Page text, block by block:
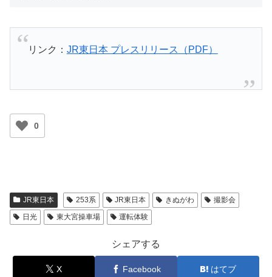
リンク： JR東日本 プレスリリース（PDF）
0
JR東日本 253系 JR東日本 きぬがわ
撮影会
日光
東大宮操車場 運転体験
シェアする
X Facebook はてブ